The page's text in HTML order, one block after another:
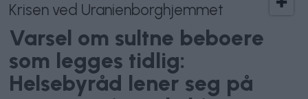
Krisen ved Uranienborghjemmet
Varsel om sultne beboere
som legges tidlig:
Helsebyråd lener seg på